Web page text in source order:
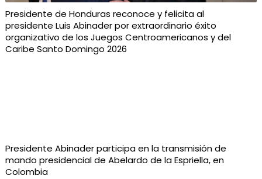
Presidente de Honduras reconoce y felicita al
presidente Luis Abinader por extraordinario éxito
organizativo de los Juegos Centroamericanos y del
Caribe Santo Domingo 2026
Presidente Abinader participa en la transmisión de
mando presidencial de Abelardo de la Espriella, en
Colombia